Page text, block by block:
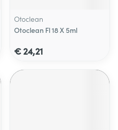
Otoclean
Otoclean Fl 18 X 5ml
€ 24,21